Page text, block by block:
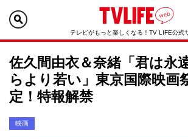
テレビがもっと楽しくなる！TV LIFE公式
佐久間由衣＆奈緒「君は永
らより若い」東京国際映画
定！特報解禁
映画